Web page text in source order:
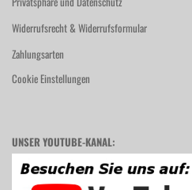
Widerrufsrecht & Widerrufsformular
Zahlungsarten
Cookie Einstellungen
UNSER YOUTUBE-KANAL: